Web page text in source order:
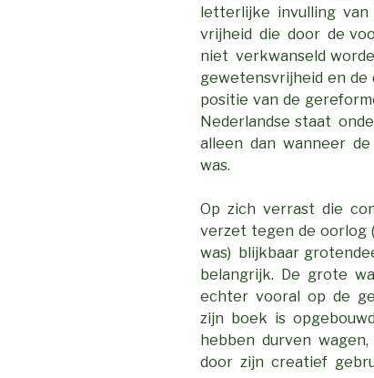
letterlijke invulling van
vrijheid die door de
niet verkwanseld
gewetensvrijheid en
positie van de
Nederlandse staat
alleen dan wanneer de
was.
Op zich verrast die
verzet tegen de
was) blijkbaar
belangrijk. De grote
echter vooral op de
zijn boek is
hebben durven
door zijn creatief